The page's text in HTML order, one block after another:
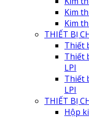
Kim
Kim
THIẾT BỊ
Thiết
Thiết
LPI
Thiết
LPI
THIẾT BỊ
Hộp